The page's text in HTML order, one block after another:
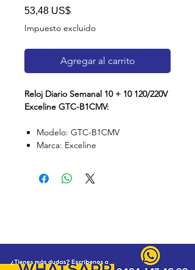
53,48 US$Precio
Impuesto excluido
Agregar al carrito
Reloj Diario Semanal 10 + 10 120/220V
Exceline GTC-B1CMV:
Modelo: GTC-B1CMV
Marca: Exceline